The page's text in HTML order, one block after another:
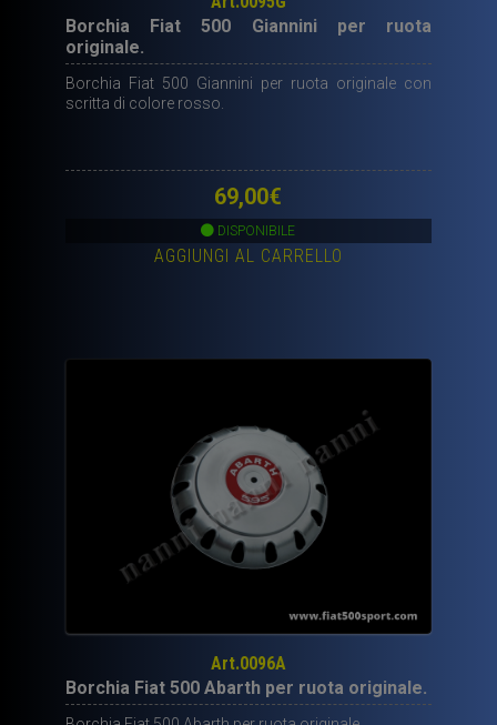
Borchia Fiat 500 Giannini per ruota
originale.
Borchia Fiat 500 Giannini per ruota originale con
scritta di colore rosso.
69,00€
DISPONIBILE
AGGIUNGI AL CARRELLO
Art.0096A
Borchia Fiat 500 Abarth per ruota originale.